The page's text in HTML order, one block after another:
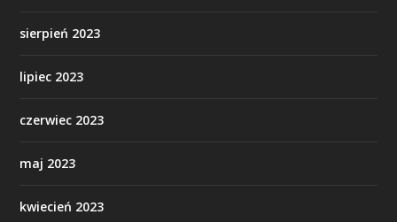
sierpień 2023
lipiec 2023
czerwiec 2023
maj 2023
kwiecień 2023